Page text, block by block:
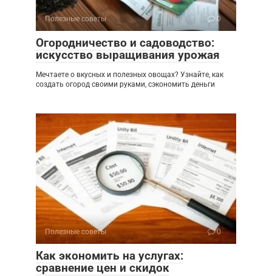
Полезные советы 0
Огородничество и садоводство:
искусство выращивания урожая
Мечтаете о вкусных и полезных овощах? Узнайте, как
создать огород своими руками, сэкономить деньги
Полезные советы 0
Как экономить на услугах:
сравнение цен и скидок